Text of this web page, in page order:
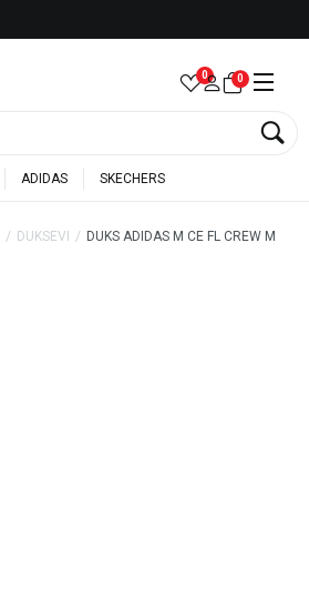
0 0
ADIDAS SKECHERS
DUKSEVI DUKS ADIDAS M CE FL CREW M